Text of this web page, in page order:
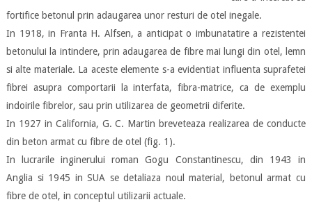
fortifice betonul prin adaugarea unor resturi de otel inegale.
In 1918, in Franta H. Alfsen, a anticipat o imbunatatire a rezistentei
betonului la intindere, prin adaugarea de fibre mai lungi din otel, lemn
si alte materiale. La aceste elemente s-a evidentiat influenta suprafetei
fibrei asupra comportarii la interfata, fibra-matrice, ca de exemplu
indoirile fibrelor, sau prin utilizarea de geometrii diferite.
In 1927 in California, G. C. Martin breveteaza realizarea de conducte
din beton armat cu fibre de otel (fig. 1).
In lucrarile inginerului roman Gogu Constantinescu, din 1943 in
Anglia si 1945 in SUA se detaliaza noul material, betonul armat cu
fibre de otel, in conceptul utilizarii actuale.